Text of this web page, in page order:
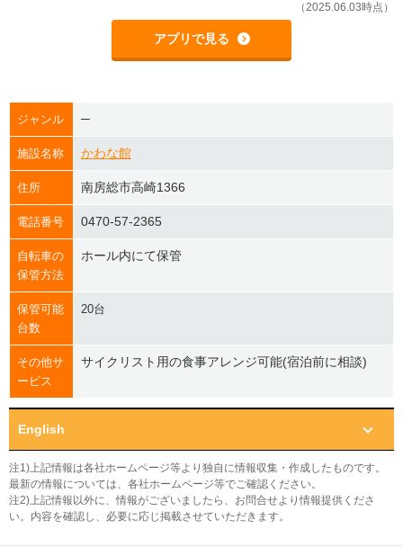
（2025.06.03時点）
アプリで見る
ジャンル ─
施設名称 かわな館
住所 南房総市高崎1366
電話番号 0470-57-2365
自転車の
保管方法
ホール内にて保管
保管可能
台数
20台
その他サ
ービス
サイクリスト用の食事アレンジ可能(宿泊前に相談)
English
注1)上記情報は各社ホームページ等より独自に情報収集・作成したものです。
最新の情報については、各社ホームページ等でご確認ください。
注2)上記情報以外に、情報がございましたら、お問合せより情報提供くださ
い。内容を確認し、必要に応じ掲載させていただきます。